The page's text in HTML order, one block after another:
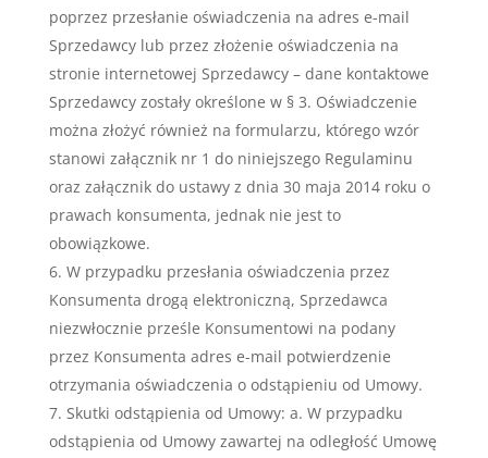
poprzez przesłanie oświadczenia na adres e-mail
Sprzedawcy lub przez złożenie oświadczenia na
stronie internetowej Sprzedawcy – dane kontaktowe
Sprzedawcy zostały określone w § 3. Oświadczenie
można złożyć również na formularzu, którego wzór
stanowi załącznik nr 1 do niniejszego Regulaminu
oraz załącznik do ustawy z dnia 30 maja 2014 roku o
prawach konsumenta, jednak nie jest to
obowiązkowe.
W przypadku przesłania oświadczenia przez
Konsumenta drogą elektroniczną, Sprzedawca
niezwłocznie prześle Konsumentowi na podany
przez Konsumenta adres e-mail potwierdzenie
otrzymania oświadczenia o odstąpieniu od Umowy.
Skutki odstąpienia od Umowy: a. W przypadku
odstąpienia od Umowy zawartej na odległość Umowę